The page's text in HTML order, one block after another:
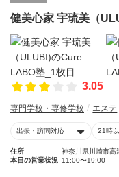
健美心家 宇琉美（
3.05
専門学校・専修学校 エステ
出張・訪問対応 21時
住所
神奈川県川崎市高
本日の営業状況 11:00〜19:00